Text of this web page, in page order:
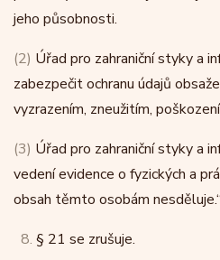
jeho působnosti.
(2) Úřad pro zahraniční styky a
zabezpečit ochranu údajů
vyzrazením, zneužitím,
(3) Úřad pro zahraniční styky a
vedení evidence o fyzických a
obsah těmto osobám
8. § 21 se zrušuje.